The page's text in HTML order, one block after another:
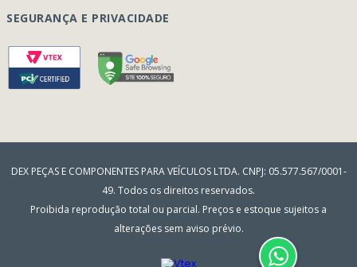
Formulário Garantia/Devolução
Rastreamento de pedidos
Vendas: (41) 3317-7470
Onde Estamos
Contato
Blog
SEGURANÇA E PRIVACIDADE
DEX PEÇAS E COMPONENTES PARA VEÍCULOS LTDA. CNPJ: 05.577.567/0001-
49. Todos os direitos reservados.
Proibida reprodução total ou parcial. Preços e estoque sujeitos a
alterações sem aviso prévio.